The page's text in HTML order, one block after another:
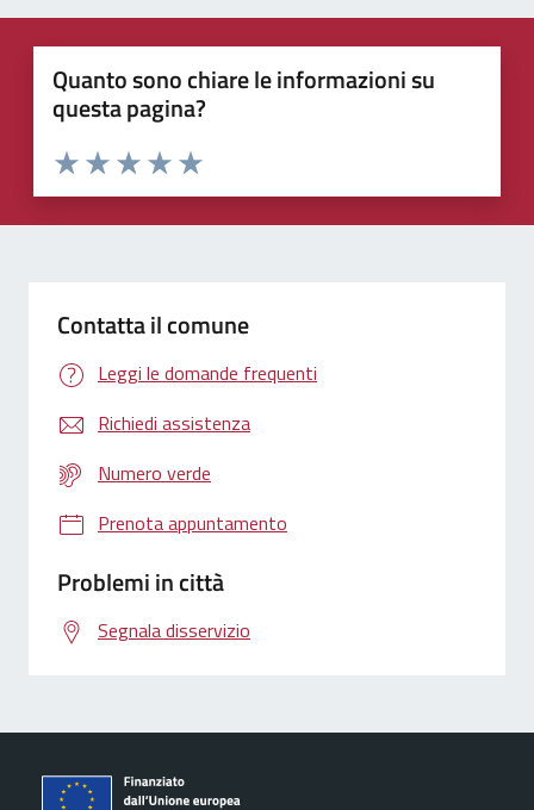
Quanto sono chiare le informazioni su
questa pagina?
Valuta 5 stelle su 5
Valuta 4 stelle su 5
Valuta 3 stelle su 5
Valuta 2 stelle su 5
Valuta 1 stelle su 5
Contatta il comune
Leggi le domande frequenti
Richiedi assistenza
Numero verde
Prenota appuntamento
Problemi in città
Segnala disservizio